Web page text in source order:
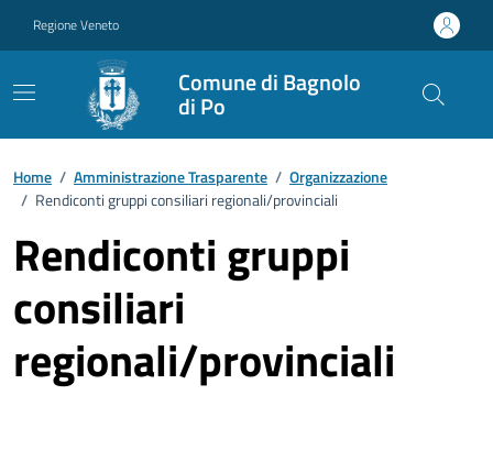
Regione Veneto
Comune di Bagnolo
di Po
Home / Amministrazione Trasparente / Organizzazione
/ Rendiconti gruppi consiliari regionali/provinciali
Rendiconti gruppi
consiliari
regionali/provinciali